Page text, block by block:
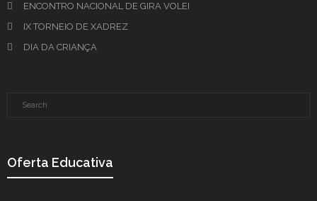
ENCONTRO NACIONAL DE GIRA VOLEI
IX TORNEIO DE XADREZ
DIA DA CRIANÇA
Oferta Educativa